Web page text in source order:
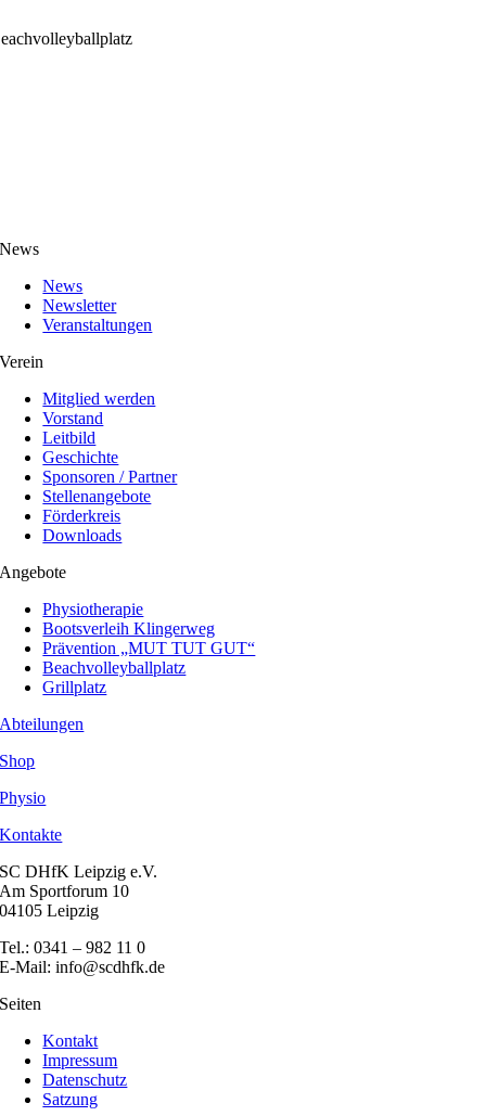
News
News
Newsletter
Veranstaltungen
Verein
Mitglied werden
Vorstand
Leitbild
Geschichte
Sponsoren / Partner
Stellenangebote
Förderkreis
Downloads
Angebote
Physiotherapie
Bootsverleih Klingerweg
Prävention „MUT TUT GUT“
Beachvolleyballplatz
Grillplatz
Abteilungen
Shop
Physio
Kontakte
SC DHfK Leipzig e.V.
Am Sportforum 10
04105 Leipzig
Tel.: 0341 – 982 11 0
E-Mail: info@scdhfk.de
Seiten
Kontakt
Impressum
Datenschutz
Satzung